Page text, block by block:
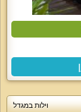
וילות במגדל